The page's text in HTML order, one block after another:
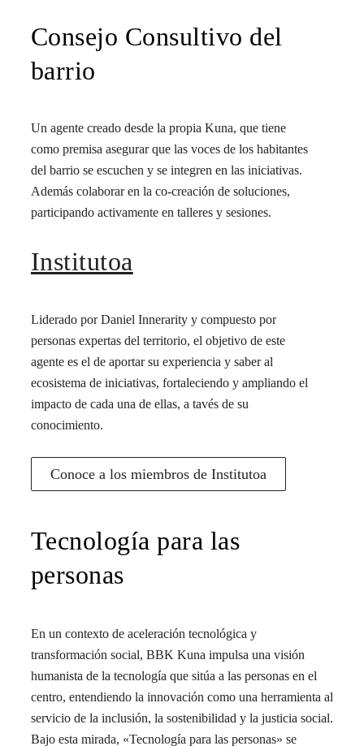
Consejo Consultivo del
barrio
Un agente creado desde la propia Kuna, que tiene
como premisa asegurar que las voces de los habitantes
del barrio se escuchen y se integren en las iniciativas.
Además colaborar en la co-creación de soluciones,
participando activamente en talleres y sesiones.
Institutoa
Liderado por Daniel Innerarity y compuesto por
personas expertas del territorio, el objetivo de este
agente es el de aportar su experiencia y saber al
ecosistema de iniciativas, fortaleciendo y ampliando el
impacto de cada una de ellas, a tavés de su
conocimiento.
Conoce a los miembros de Institutoa
Tecnología para las
personas
En un contexto de aceleración tecnológica y
transformación social, BBK Kuna impulsa una visión
humanista de la tecnología que sitúa a las personas en el
centro, entendiendo la innovación como una herramienta al
servicio de la inclusión, la sostenibilidad y la justicia social.
Bajo esta mirada, «Tecnología para las personas» se